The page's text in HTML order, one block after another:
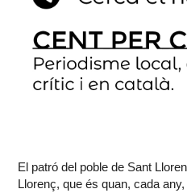
El patró del poble de Sant
Llorenç, que és quan, cada any,